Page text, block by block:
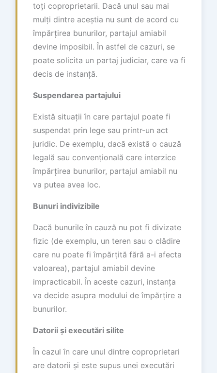
toți coproprietarii. Dacă unul sau mai
mulți dintre aceștia nu sunt de acord cu
împărțirea bunurilor, partajul amiabil
devine imposibil. În astfel de cazuri, se
poate solicita un partaj judiciar, care va fi
decis de instanță.
Suspendarea partajului
Există situații în care partajul poate fi
suspendat prin lege sau printr-un act
juridic. De exemplu, dacă există o cauză
legală sau convențională care interzice
împărțirea bunurilor, partajul amiabil nu
va putea avea loc.
Bunuri indivizibile
Dacă bunurile în cauză nu pot fi divizate
fizic (de exemplu, un teren sau o clădire
care nu poate fi împărțită fără a-i afecta
valoarea), partajul amiabil devine
impracticabil. În aceste cazuri, instanța
va decide asupra modului de împărțire a
bunurilor.
Datorii și executări silite
În cazul în care unul dintre coproprietari
are datorii și este supus unei executări